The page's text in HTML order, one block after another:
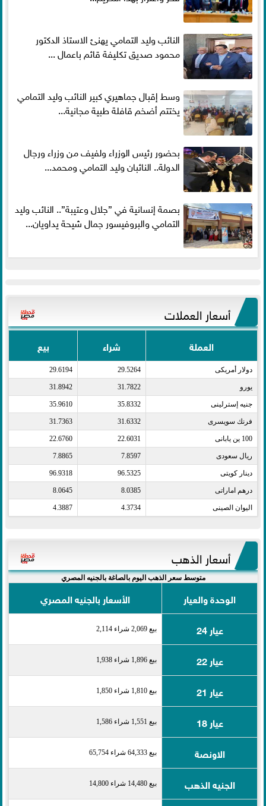
النائب وليد التمامي يهنئ الاستاذ الدكتور
محمود صديق تكليفة قائم باعمال ...
وسط إقبال جماهيري كبير النائب وليد التمامي
يختتم أضخم قافلة طبية مجانية...
بحضور رئيس الوزراء ولفيف من وزراء ورجال
الدولة.. النائبان وليد التمامي ومحمد...
بصمة إنسانية في ”جلال وعتيبة”.. النائب وليد
التمامي والبروفيسور جمال شيحة يداويان...
أسعار العملات
العملة شراء بيع
دولار أمريكى​ 29.5264
29.6194
يورو​ 31.7822
31.8942
جنيه إسترلينى​ 35.8332
35.9610
فرنك سويسرى​ 31.6332
31.7363
100 ين يابانى​ 22.6031
22.6760
ريال سعودى​ 7.8597
7.8865
دينار كويتى​ 96.5325
96.9318
درهم اماراتى​ 8.0385
8.0645
اليوان الصينى​ 4.3734
4.3887
أسعار الذهب
متوسط سعر الذهب اليوم بالصاغة بالجنيه المصري
الوحدة والعيار
الأسعار بالجنيه المصري
عيار 24
بيع 2,069 شراء 2,114
عيار 22 بيع 1,896 شراء 1,938
عيار 21 بيع 1,810 شراء 1,850
عيار 18 بيع 1,551 شراء 1,586
الاونصة بيع 64,333 شراء 65,754
الجنيه الذهب بيع 14,480 شراء 14,800